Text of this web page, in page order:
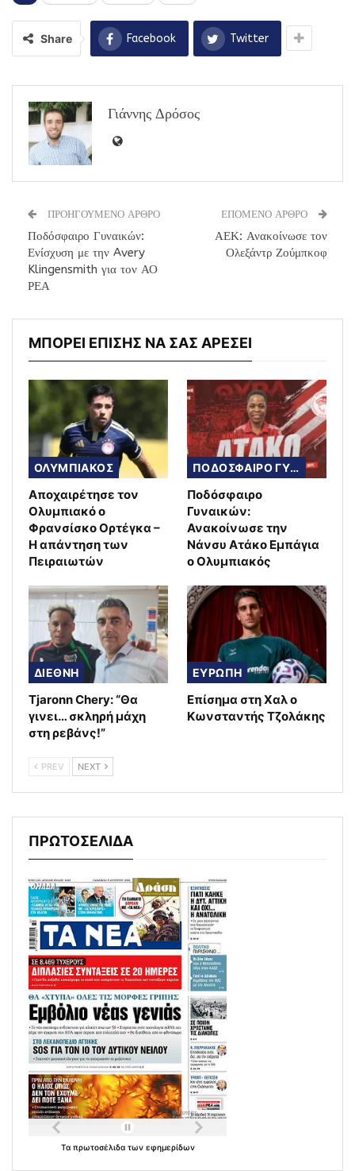
Share Facebook Twitter
Γιάννης Δρόσος
ΠΡΟΗΓΟΥΜΕΝΟ ΑΡΘΡΟ
Ποδόσφαιρο Γυναικών:
Ενίσχυση με την Avery
Klingensmith για τον ΑΟ
ΡΕΑ
ΕΠΟΜΕΝΟ ΑΡΘΡΟ
ΑΕΚ: Ανακοίνωσε τον
Ολεξάντρ Ζούμπκοφ
ΜΠΟΡΕΙ ΕΠΙΣΗΣ ΝΑ ΣΑΣ ΑΡΕΣΕΙ
ΟΛΥΜΠΙΑΚΟΣ
Αποχαιρέτησε τον
Ολυμπιακό ο
Φρανσίσκο Ορτέγκα –
Η απάντηση των
Πειραιωτών
ΠΟΔΟΣΦΑΙΡΟ ΓΥΝΑΙΚΩΝ
Ποδόσφαιρο
Γυναικών:
Ανακοίνωσε την
Νάνσυ Ατάκο Εμπάγια
ο Ολυμπιακός
ΔΙΕΘΝΗ
Tjaronn Chery: “Θα
γινει… σκληρή μάχη
στη ρεβάνς!”
ΕΥΡΩΠΗ
Επίσημα στη Χαλ ο
Κωνσταντής Τζολάκης
PREV NEXT
ΠΡΩΤΟΣΕΛΙΔΑ
Τα πρωτοσέλιδα των εφημερίδων